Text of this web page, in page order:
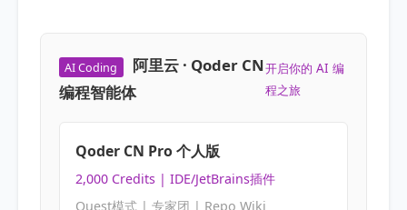
AI Coding
阿里云 · Qoder CN
编程智能体
开启你的 AI 编
程之旅
Qoder CN Pro 个人版
2,000 Credits | IDE/JetBrains插件
Quest模式 | 专家团 | Repo Wiki